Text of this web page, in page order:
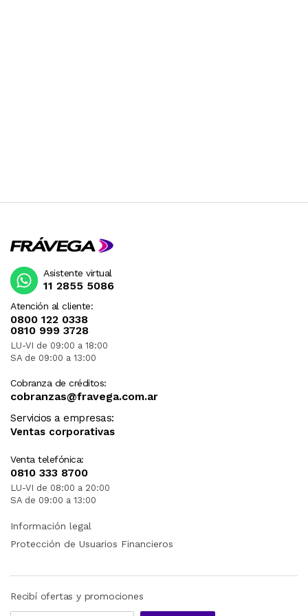
Atención al cliente:
0800 122 0338
0810 999 3728
LU-VI de 09:00 a 18:00
SA de 09:00 a 13:00
Cobranza de créditos:
cobranzas@fravega.com.ar
Servicios a empresas:
Ventas corporativas
Venta telefónica:
0810 333 8700
LU-VI de 08:00 a 20:00
SA de 09:00 a 13:00
Asistente virtual
11 2855 5086
Información legal
Protección de Usuarios Financieros
Recibí ofertas y promociones